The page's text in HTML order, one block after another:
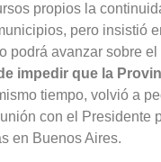
propios la
pero insistió
podrá avanzar sobre el
impedir que la
tiempo, volvió a
con el Presidente
en Buenos Aires.